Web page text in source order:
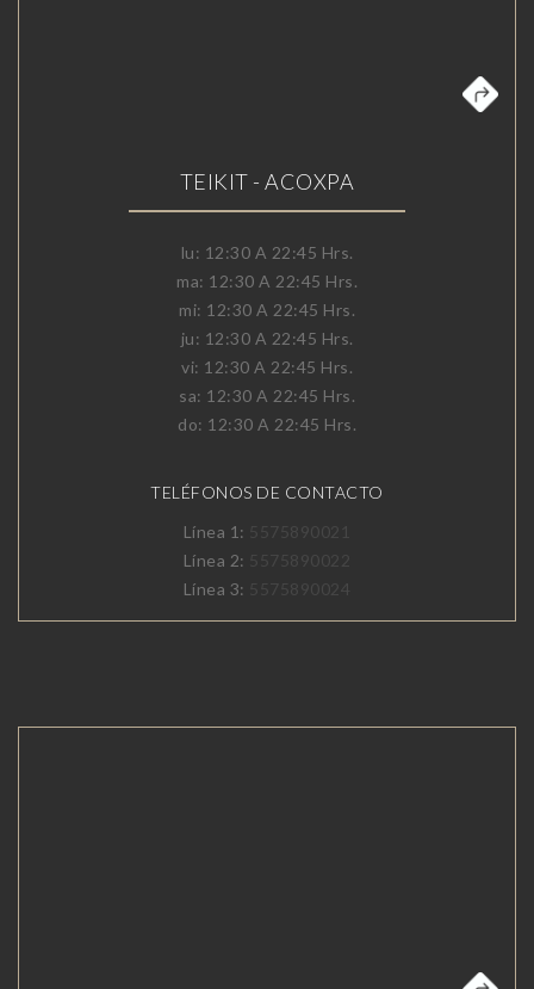
TEIKIT - ACOXPA
lu: 12:30 A 22:45 Hrs.
ma: 12:30 A 22:45 Hrs.
mi: 12:30 A 22:45 Hrs.
ju: 12:30 A 22:45 Hrs.
vi: 12:30 A 22:45 Hrs.
sa: 12:30 A 22:45 Hrs.
do: 12:30 A 22:45 Hrs.
TELÉFONOS DE CONTACTO
Línea 1:
Línea 2:
Línea 3: